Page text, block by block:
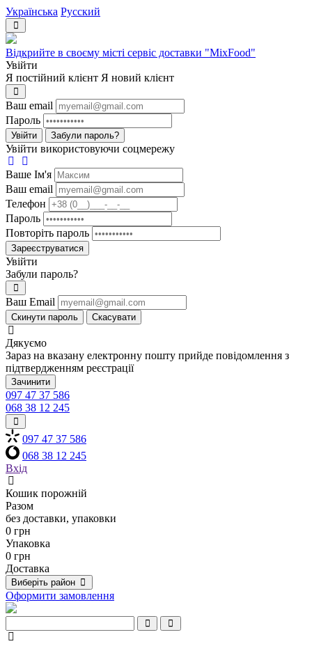
Українська Русский
Відкрийте в своєму місті сервіс доставки "MixFood"
Увійти
Я постійний клієнт Я новий клієнт
Ваш email
Пароль
Увійти Забули пароль?
Увійти використовуючи соцмережу
Ваше Iм'я
Ваш email
Телефон
Пароль
Повторіть пароль
Зареєструватися
Увійти
Забули пароль?
Ваш Email
Скинути пароль Скасувати
Дякуємо
Зараз на вказану електронну пошту прийде повідомлення з
підтвердженням реєстрації
Зачинити
097 47 37 586
068 38 12 245
097 47 37 586
068 38 12 245
Вхід
Кошик порожній
Разом
без доставки, упаковки
0 грн
Упаковка
0 грн
Доставка
Виберіть район
Оформити замовлення